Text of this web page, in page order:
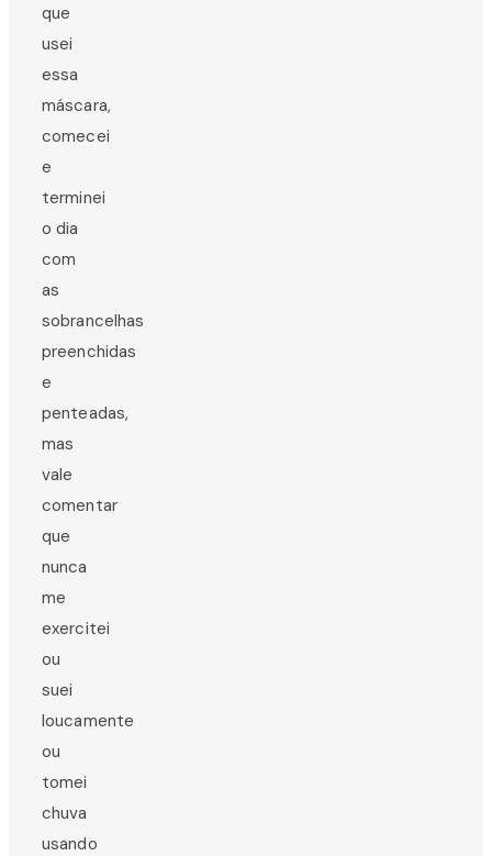
que
usei
essa
máscara,
comecei
e
terminei
o dia
com
as
sobrancelhas
preenchidas
e
penteadas,
mas
vale
comentar
que
nunca
me
exercitei
ou
suei
loucamente
ou
tomei
chuva
usando